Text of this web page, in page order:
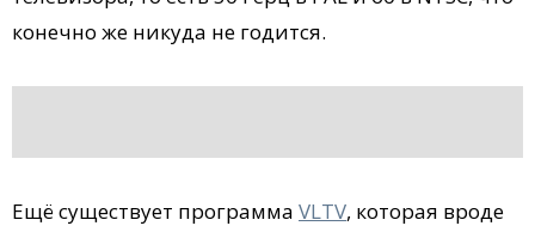
конечно же никуда не годится.
Ещё существует программа VLTV, которая вроде